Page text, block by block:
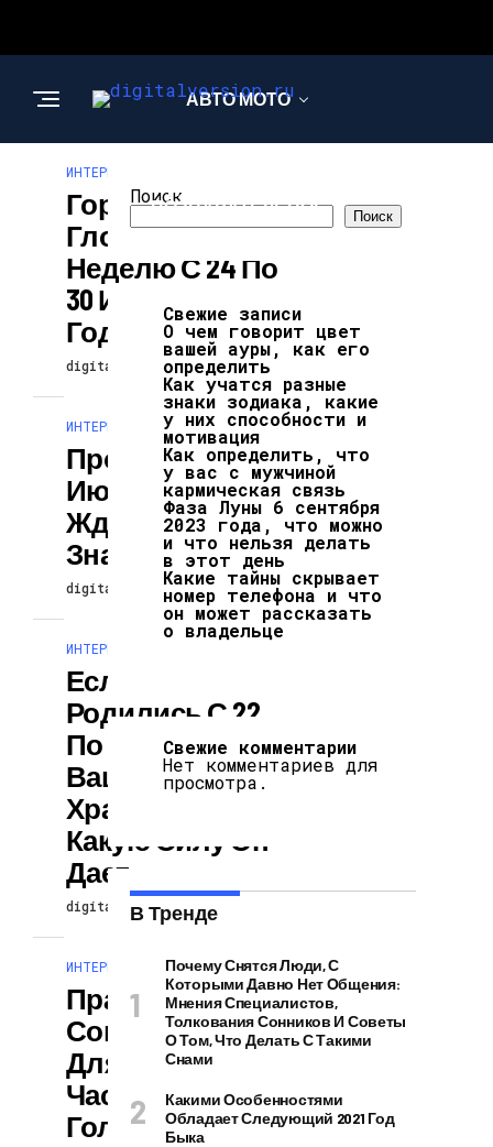
АВТО МОТО
ИНТЕРЕСНОЕ И
ПОЗНАВАТЕЛЬНОЕ
ИНТЕРЕСНОЕ И ПОЗНАВАТЕЛЬНОЕ
Гороскоп Павла
Глобы На
Неделю С 24 По
30 Июня 2024
Года
digitalversion 22.06.2024
ИНТЕРЕСНОЕ И ПОЗНАВАТЕЛЬНОЕ
Прогноз Таро На
Июль 2024: Что
Ждет Каждый
Знак Зодиака
digitalversion 22.06.2024
ИНТЕРЕСНОЕ И ПОЗНАВАТЕЛЬНОЕ
Если Вы
Родились С 22
По 26 Июня: Кто
Ваш Ангел-
Хранитель И
Какую Силу Он
Дает
digitalversion 22.06.2024
ИНТЕРЕСНОЕ И ПОЗНАВАТЕЛЬНОЕ
Правила И
Советы Фэншуй
Для Тех, У Кого
Часто Болит
Голова
Поиск
Поиск
Свежие записи
О чем говорит цвет
вашей ауры, как его
определить
Как учатся разные
знаки зодиака, какие
у них способности и
мотивация
Как определить, что
у вас с мужчиной
кармическая связь
Фаза Луны 6 сентября
2023 года, что можно
и что нельзя делать
в этот день
Какие тайны скрывает
номер телефона и что
он может рассказать
о владельце
Свежие комментарии
Нет комментариев для
просмотра.
В Тренде
Почему Снятся Люди, С
Которыми Давно Нет Общения:
Мнения Специалистов,
Толкования Сонников И Советы
О Том, Что Делать С Такими
Снами
Какими Особенностями
Обладает Следующий 2021 Год
Быка